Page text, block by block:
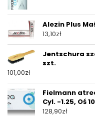
Alezin Plus
13,10zł
Jentschura
szt.
101,00zł
Fielmann
Cyl. -1.25, Oś
128,90zł